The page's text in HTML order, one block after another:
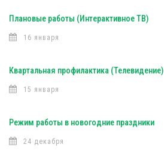
Плановые работы (Интерактивное ТВ)
16 января
Квартальная профилактика (Телевидение)
15 января
Режим работы в новогодние праздники
24 декабря